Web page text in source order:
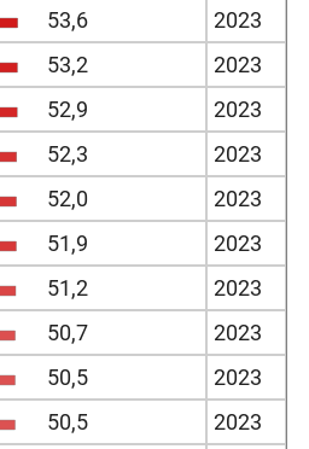
53,6
2023
53,2
2023
52,9
2023
52,3
2023
52,0
2023
51,9
2023
51,2
2023
50,7
2023
50,5
2023
50,5
2023